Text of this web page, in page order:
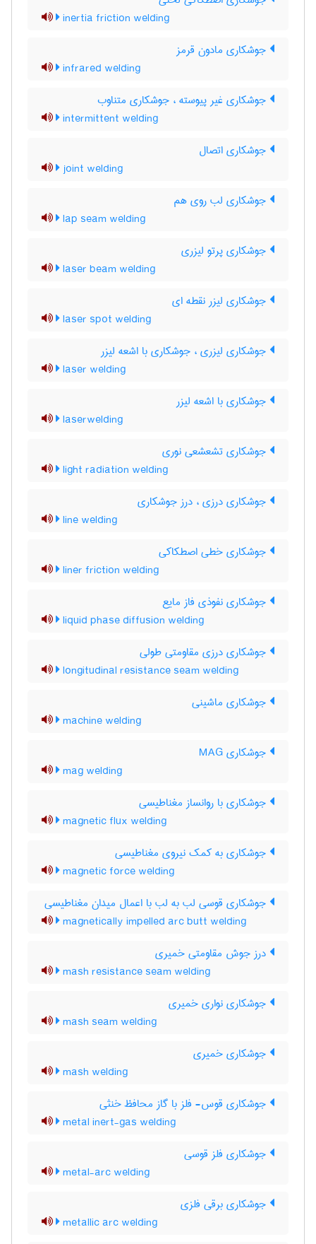
inertia friction welding
جوشکاری مادون قرمز
infrared welding
جوشکاری غیر پیوسته ، جوشکاری متناوب
intermittent welding
جوشکاری اتصال
joint welding
جوشکاری لب روی هم
lap seam welding
جوشکاری پرتو لیزری
laser beam welding
جوشکاری لیزر نقطه ای
laser spot welding
جوشکاری لیزری ، جوشکاری با اشعه لیزر
laser welding
جوشکاری با اشعه لیزر
laserwelding
جوشکاری تشعشعی نوری
light radiation welding
جوشکاری درزی ، درز جوشکاری
line welding
جوشکاری خطی اصطکاکی
liner friction welding
جوشکاری نفوذی فاز مایع
liquid phase diffusion welding
جوشکاری درزی مقاومتی طولی
longitudinal resistance seam welding
جوشکاری ماشینی
machine welding
جوشکاری MAG
mag welding
جوشکاری با روانساز مغناطیسی
magnetic flux welding
جوشکاری به کمک نیروی مغناطیسی
magnetic force welding
جوشکاری قوسی لب به لب با اعمال میدان مغناطیسی
magnetically impelled arc butt welding
درز جوش مقاومتی خمیری
mash resistance seam welding
جوشکاری نواری خمیری
mash seam welding
جوشکاری خمیری
mash welding
جوشکاری قوس- فلز با گاز محافظ خنثی
metal inert-gas welding
جوشکاری فلز قوسی
metal-arc welding
جوشکاری برقی فلزی
metallic arc welding